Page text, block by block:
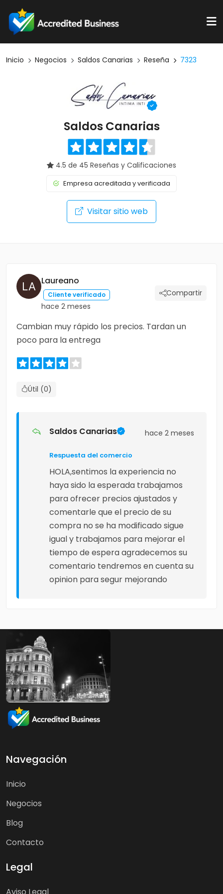
Inicio Negocios Saldos Canarias Reseña 7323
Saldos Canarias
4.5 de 45 Reseñas y Calificaciones
Empresa acreditada y verificada
Visitar sitio web
Laureano
Cliente verificado
hace 2 meses
Compartir
Cambian muy rápido los precios. Tardan un
poco para la entrega
Útil (0)
Saldos Canarias hace 2 meses
Respuesta del comercio
HOLA,sentimos la experiencia no
haya sido la esperada trabajamos
para ofrecer precios ajustados y
comentarle que el precio de su
compra no se ha modificado sigue
igual y trabajamos para mejorar el
tiempo de espera agradecemos su
comentario tendremos en cuenta su
opinion para segur mejorando
Navegación
Inicio
Negocios
Blog
Contacto
Legal
Aviso Legal